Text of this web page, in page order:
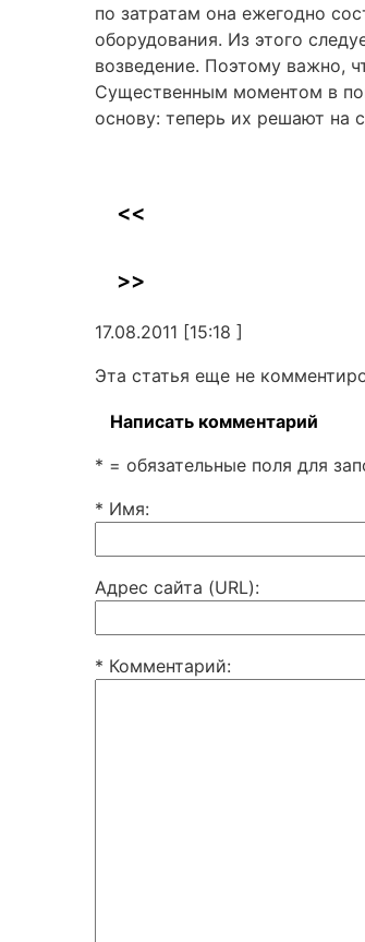
по затратам она ежегодно
оборудования. Из этого
возведение. Поэтому важно,
Существенным моментом в
основу: теперь их решают на
<<
>>
17.08.2011 [15:18 ]
Эта статья еще не
Написать комментарий
* = обязательные поля для
* Имя:
Адрес сайта (URL):
* Комментарий: